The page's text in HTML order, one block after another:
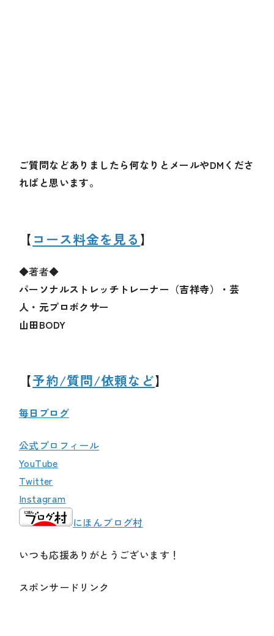
ご質問などありましたら何なりとメールやDMくださ
ればと思います。
【 コース料金を見る 】
◆著者◆
パーソナルストレッチトレーナー（吉祥寺）・芸
人・元プロボクサー
山田BODY
【予約/質問/依頼など】
毎日ブログ
公式プロフィール
YouTube
Twitter
Instagram
にほんブログ村
いつも応援ありがとうございます！
スポンサードリンク